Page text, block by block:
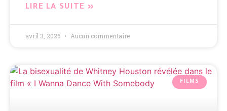
LIRE LA SUITE »
avril 3, 2026 Aucun commentaire
FILMS